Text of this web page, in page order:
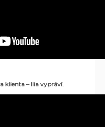
klienta – Ilia vypráví.